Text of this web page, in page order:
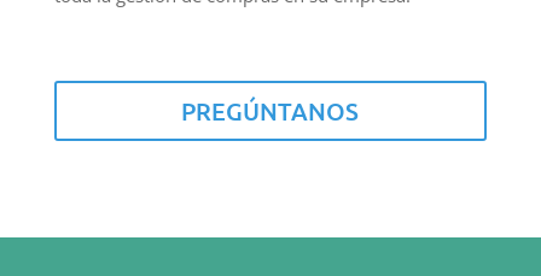
PREGÚNTANOS